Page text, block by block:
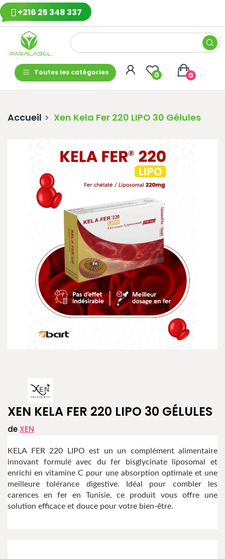
+216 25 348 337
Toutes les catégories 0 0
Accueil Xen Kela Fer 220 LIPO 30 Gélules
XEN KELA FER 220 LIPO 30 GÉLULES
de XEN
KELA FER 220 LIPO est un un complément alimentaire
innovant formulé avec du fer bisglycinate liposomal et
enrichi en vitamine C pour une absorption optimale et une
meilleure tolérance digestive. Idéal pour combler les
carences en fer en Tunisie, ce produit vous offre une
solution efficace et douce pour votre bien-être.